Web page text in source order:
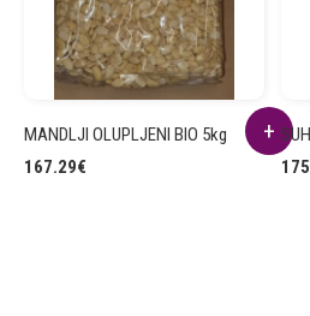
MANDLJI OLUPLJENI BIO 5kg
167.29€